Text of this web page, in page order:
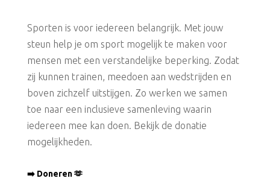
Sporten is voor iedereen belangrijk. Met jouw
steun help je om sport mogelijk te maken voor
mensen met een verstandelijke beperking. Zodat
zij kunnen trainen, meedoen aan wedstrijden en
boven zichzelf uitstijgen. Zo werken we samen
toe naar een inclusieve samenleving waarin
iedereen mee kan doen. Bekijk de donatie
mogelijkheden.
➡️ Doneren 🫶